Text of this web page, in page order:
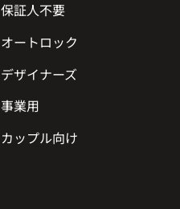
保証人不要
オートロック
デザイナーズ
事業用
カップル向け